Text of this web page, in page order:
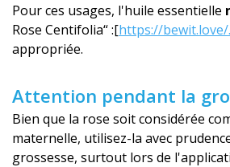
Pour ces usages, l'huile essentielle
Rose Centifolia“ :[https://
appropriée.
Attention pendant la
Bien que la rose soit considérée
maternelle, utilisez-la avec
grossesse, surtout lors de